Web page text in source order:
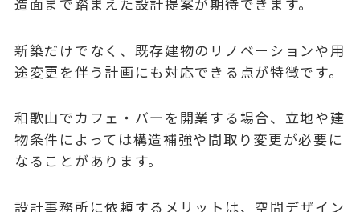
新築だけでなく、既存建物のリノベーションや用
途変更を伴う計画にも対応できる点が特徴です。
和歌山でカフェ・バーを開業する場合、立地や建
物条件によっては構造補強や間取り変更が必要に
なることがあります。
設計事務所に依頼するメリットは、空間デザイン